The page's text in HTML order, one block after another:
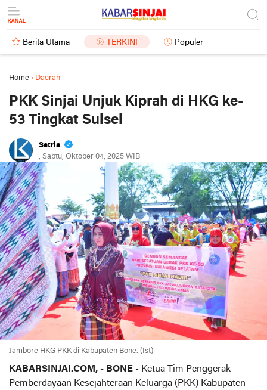
Berita Utama TERKINI Populer
Home › Daerah
PKK Sinjai Unjuk Kiprah di HKG ke-
53 Tingkat Sulsel
Satria
, Sabtu, Oktober 04, 2025 WIB
Jambore HKG PKK di Kabupaten Bone. (Ist)
KABARSINJAI.COM, - BONE - Ketua Tim Penggerak
Pemberdayaan Kesejahteraan Keluarga (PKK) Kabupaten